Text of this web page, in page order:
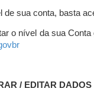
de sua conta, basta
o nível da sua Conta
/ EDITAR